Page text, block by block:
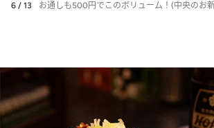
6 / 13 お通しも500円でこのボリューム！(中央のお